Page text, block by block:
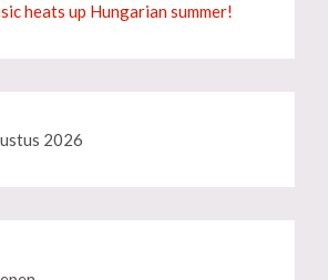
heats up Hungarian summer!
2026